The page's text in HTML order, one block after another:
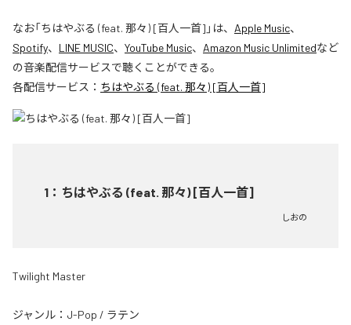
なお「ちはやぶる (feat. 那々) [百人一首] 」は、 Apple Music、
Spotify、 LINE MUSIC、 YouTube Music、 Amazon Music Unlimitedなど
の音楽配信サービスで聴くことができる。
各配信サービス： ちはやぶる (feat. 那々) [百人一首]
1 ： ちはやぶる (feat. 那々) [百人一首]
しおの
Twilight Master
ジャンル： J-Pop / ラテン